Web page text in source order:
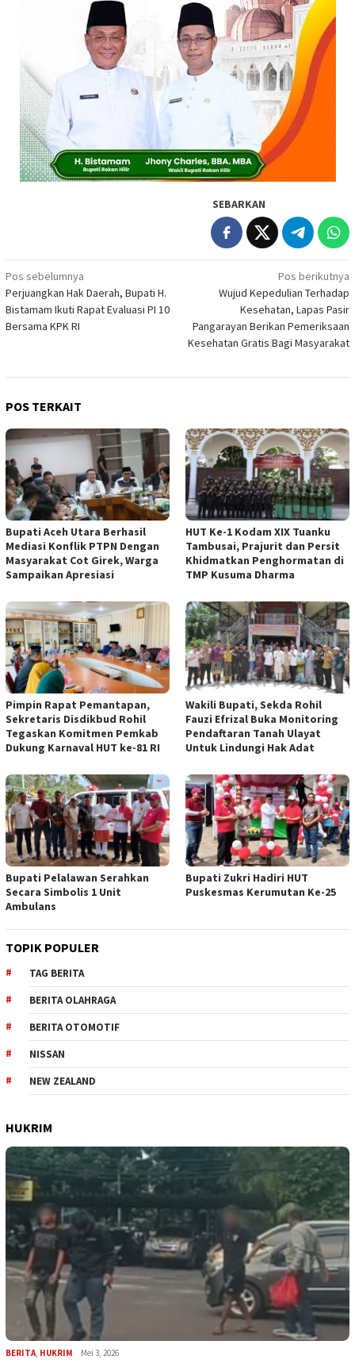
SEBARKAN
Navigasi
pos
Pos sebelumnya
Perjuangkan Hak Daerah, Bupati H.
Bistamam Ikuti Rapat Evaluasi PI 10
Bersama KPK RI
Pos berikutnya
Wujud Kepedulian Terhadap
Kesehatan, Lapas Pasir
Pangarayan Berikan Pemeriksaan
Kesehatan Gratis Bagi Masyarakat
POS TERKAIT
Bupati Aceh Utara Berhasil
Mediasi Konflik PTPN Dengan
Masyarakat Cot Girek, Warga
Sampaikan Apresiasi
HUT Ke-1 Kodam XIX Tuanku
Tambusai, Prajurit dan Persit
Khidmatkan Penghormatan di
TMP Kusuma Dharma
Pimpin Rapat Pemantapan,
Sekretaris Disdikbud Rohil
Tegaskan Komitmen Pemkab
Dukung Karnaval HUT ke-81 RI
Wakili Bupati, Sekda Rohil
Fauzi Efrizal Buka Monitoring
Pendaftaran Tanah Ulayat
Untuk Lindungi Hak Adat
Bupati Pelalawan Serahkan
Secara Simbolis 1 Unit
Ambulans
Bupati Zukri Hadiri HUT
Puskesmas Kerumutan Ke-25
TOPIK POPULER
TAG BERITA
BERITA OLAHRAGA
BERITA OTOMOTIF
NISSAN
NEW ZEALAND
HUKRIM
BERITA, HUKRIM Mei 3, 2026